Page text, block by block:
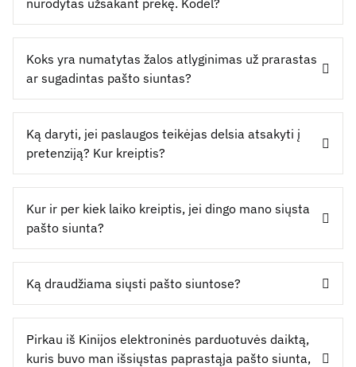
nurodytas užsakant prekę. Kodėl?
Koks yra numatytas žalos atlyginimas už prarastas
ar sugadintas pašto siuntas?
Ką daryti, jei paslaugos teikėjas delsia atsakyti į
pretenziją? Kur kreiptis?
Kur ir per kiek laiko kreiptis, jei dingo mano siųsta
pašto siunta?
Ką draudžiama siųsti pašto siuntose?
Pirkau iš Kinijos elektroninės parduotuvės daiktą,
kuris buvo man išsiųstas paprastąja pašto siunta,